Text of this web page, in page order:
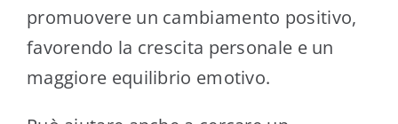
promuovere un cambiamento positivo,
favorendo la crescita personale e un
maggiore equilibrio emotivo.